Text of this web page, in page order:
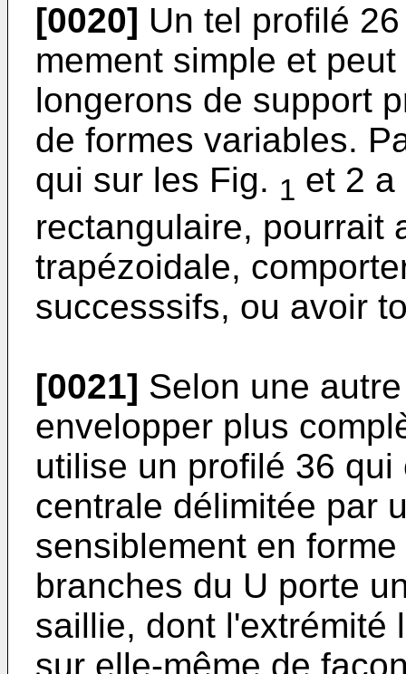
[0020] Un tel profilé
mement simple et
longerons de support
de formes variables.
qui sur les Fig. 1 et 2 a
rectangulaire, pourrait
trapézoidale,
successsifs, ou avoir
[0021] Selon une
envelopper plus
utilise un profilé 36
centrale délimitée par
sensiblement en
branches du U porte
saillie, dont l'extrémité
sur elle-même de